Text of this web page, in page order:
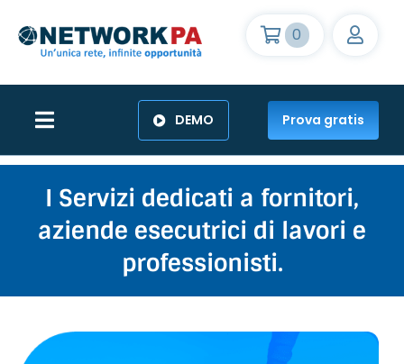
content
0
Toggle
Navigation
Il network
Abbonamenti
Funzionalità
DEMO Prova gratis
I Servizi dedicati a fornitori,
aziende esecutrici di lavori e
professionisti.